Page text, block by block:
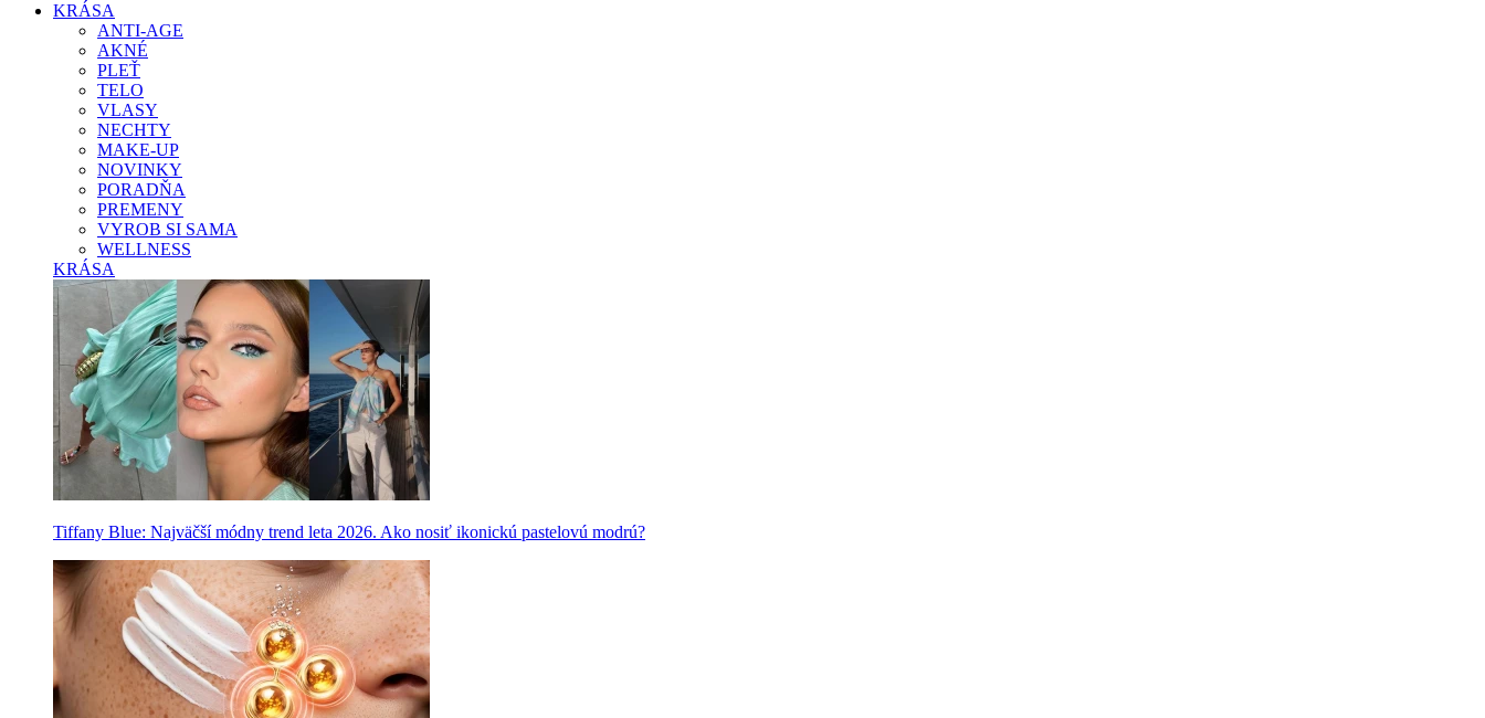
KRÁSA
ANTI-AGE
AKNÉ
PLEŤ
TELO
VLASY
NECHTY
MAKE-UP
NOVINKY
PORADŇA
PREMENY
VYROB SI SAMA
WELLNESS
KRÁSA
Tiffany Blue: Najväčší módny trend leta 2026. Ako nosiť ikonickú pastelovú modrú?